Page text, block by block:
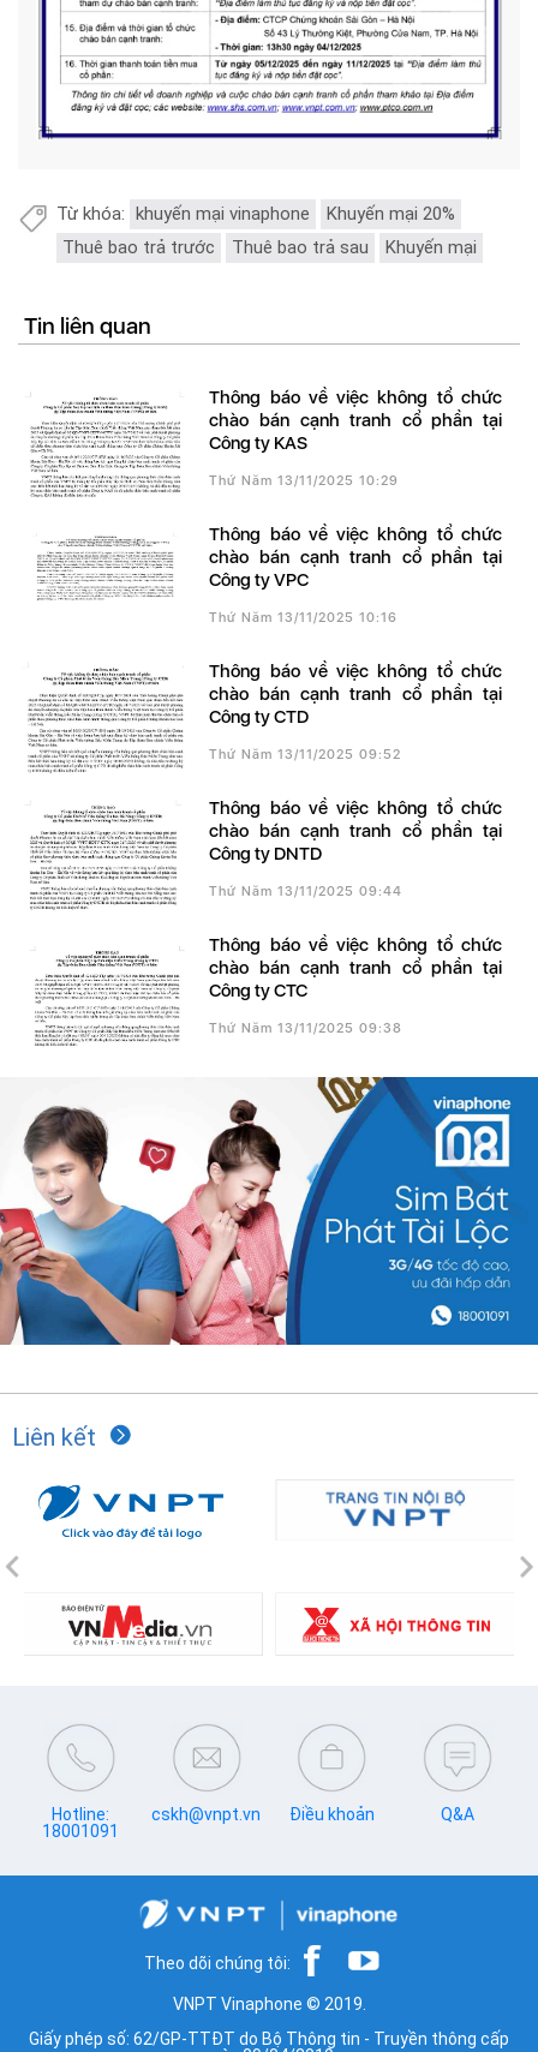
Từ khóa: khuyến mại vinaphone
Khuyến mại 20%
Thuê bao trả trước
Thuê bao trả sau Khuyến mại
Tin liên quan
Thông báo về việc không tổ chức
chào bán cạnh tranh cổ phần tại
Công ty KAS
Thứ Năm 13/11/2025 10:29
Thông báo về việc không tổ chức
chào bán cạnh tranh cổ phần tại
Công ty VPC
Thứ Năm 13/11/2025 10:16
Thông báo về việc không tổ chức
chào bán cạnh tranh cổ phần tại
Công ty CTD
Thứ Năm 13/11/2025 09:52
Thông báo về việc không tổ chức
chào bán cạnh tranh cổ phần tại
Công ty DNTD
Thứ Năm 13/11/2025 09:44
Thông báo về việc không tổ chức
chào bán cạnh tranh cổ phần tại
Công ty CTC
Thứ Năm 13/11/2025 09:38
Liên kết
Previous
Hotline:
18001091
cskh@vnpt.vn Điều khoản Q&A
Theo dõi chúng tôi:
VNPT Vinaphone © 2019.
Giấy phép số: 62/GP-TTĐT do Bộ Thông tin - Truyền thông cấp